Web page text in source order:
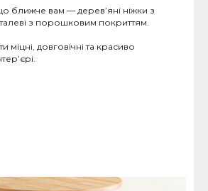
ближче вам — дерев’яні ніжки з
з порошковим покриттям.
міцні, довговічні та красиво